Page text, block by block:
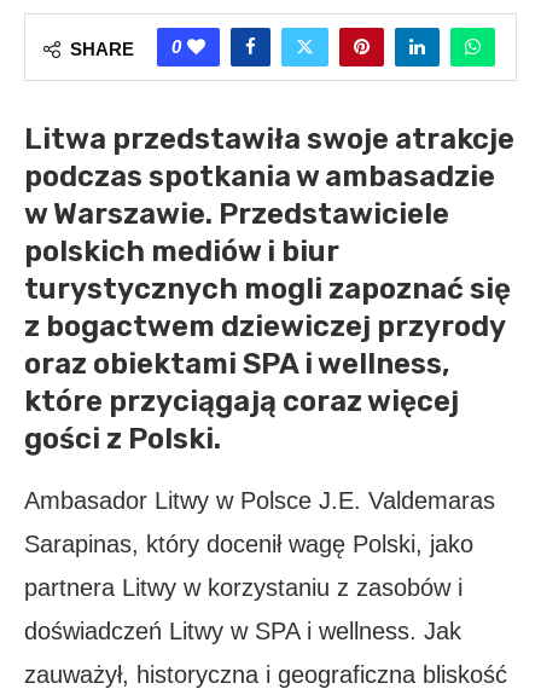
SHARE 0
Litwa przedstawiła swoje atrakcje
podczas spotkania w ambasadzie
w Warszawie. Przedstawiciele
polskich mediów i biur
turystycznych mogli zapoznać się
z bogactwem dziewiczej przyrody
oraz obiektami SPA i wellness,
które przyciągają coraz więcej
gości z Polski.
Ambasador Litwy w Polsce J.E. Valdemaras
Sarapinas, który docenił wagę Polski, jako
partnera Litwy w korzystaniu z zasobów i
doświadczeń Litwy w SPA i wellness. Jak
zauważył, historyczna i geograficzna bliskość